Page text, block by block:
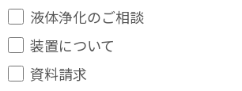
液体浄化のご相談
装置について
資料請求